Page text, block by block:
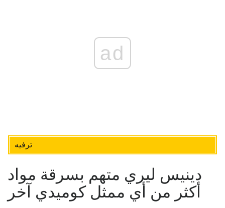
ad
ترفيه
دينيس ليري متهم بسرقة مواد
أكثر من أي ممثل كوميدي آخر